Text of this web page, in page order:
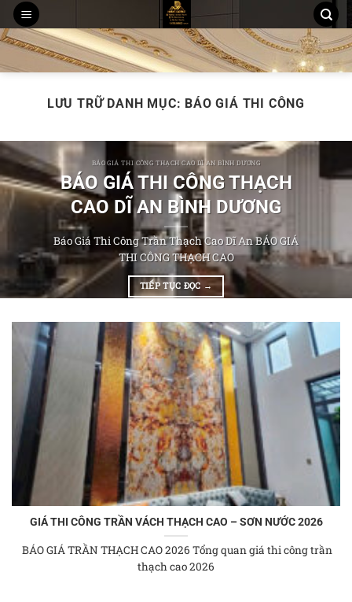
Chuyển
đến
nội
dung
THI CÔNG TRẦN THẠCH CAO
MẪU TRẦN THẠCH CAO
THI CÔNG TẤM ỐP PVC NANO, LAM SÓNG
LƯU TRỮ DANH MỤC: BÁO GIÁ THI CÔNG
BÁO GIÁ THI CÔNG THẠCH CAO DĨ AN BÌNH DƯƠNG
BÁO GIÁ THI CÔNG THẠCH
CAO DĨ AN BÌNH DƯƠNG
Báo Giá Thi Công Trần Thạch Cao Dĩ An BÁO GIÁ
THI CÔNG THẠCH CAO
TIẾP TỤC ĐỌC →
GIÁ THI CÔNG TRẦN VÁCH THẠCH CAO – SƠN NƯỚC 2026
BÁO GIÁ TRẦN THẠCH CAO 2026 Tổng quan giá thi công trần
thạch cao 2026